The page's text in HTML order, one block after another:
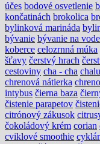
účes bodové osvetlenie
končatinách brokolica
bylinková marináda
bývanie bývanie na vode
koberce celozrnná múka
šťavy čerstvý hrach
cestoviny cha - cha
chrenová nátierka
intybus čierna baza
čistenie parapetov
citrónový zákusok
čokoládový krém corian
cviklové smoothie